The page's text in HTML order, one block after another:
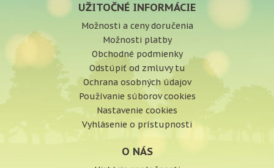
UŽITOČNÉ INFORMÁCIE
Možnosti a ceny doručenia
Možnosti platby
Obchodné podmienky
Odstúpiť od zmluvy tu
Ochrana osobných údajov
Používanie súborov cookies
Nastavenie cookies
Vyhlásenie o prístupnosti
O NÁS